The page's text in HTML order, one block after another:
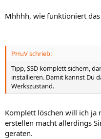
Mhhhh, wie funktioniert
PHuV schrieb:
Tipp, SSD komplett sichern,
installieren. Damit kannst Du
Werkszustand.
Komplett löschen will ich ja
erstellen macht allerdings
geraten.